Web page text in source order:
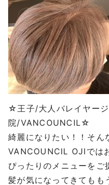
☆王子/大人バレイヤー
院/VANCOUNCIL☆
綺麗になりたい！！そん
VANCOUNCIL OJIでは
ぴったりのメニューをご
髪が気になってきてもも